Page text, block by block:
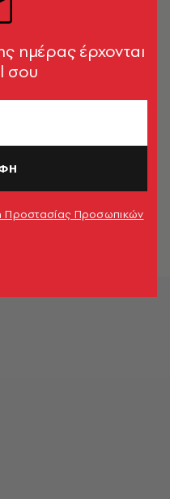
ημέρας έρχονται
σου
Προστασίας Προσωπικών